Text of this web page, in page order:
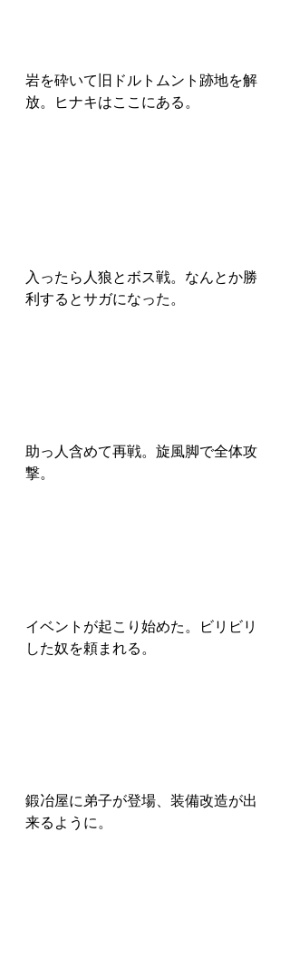
岩を砕いて旧ドルトムント跡地を解
放。ヒナキはここにある。
入ったら人狼とボス戦。なんとか勝
利するとサガになった。
助っ人含めて再戦。旋風脚で全体攻
撃。
イベントが起こり始めた。ビリビリ
した奴を頼まれる。
鍛冶屋に弟子が登場、装備改造が出
来るように。